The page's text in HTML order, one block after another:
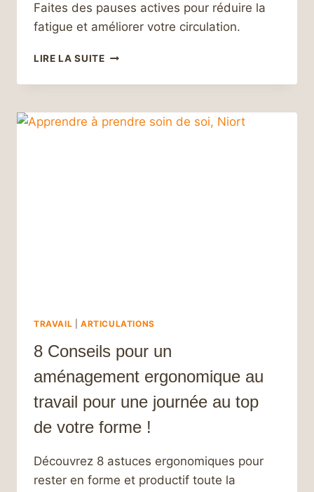
Faites des pauses actives pour réduire la
fatigue et améliorer votre circulation.
LIRE LA SUITELES
ACTIVES
BOOSTEZ
VOTRE
TRAVAIL ARTICULATIONS
8 Conseils pour un
aménagement ergonomique au
travail pour une journée au top
de votre forme !
Découvrez 8 astuces ergonomiques pour
rester en forme et productif toute la